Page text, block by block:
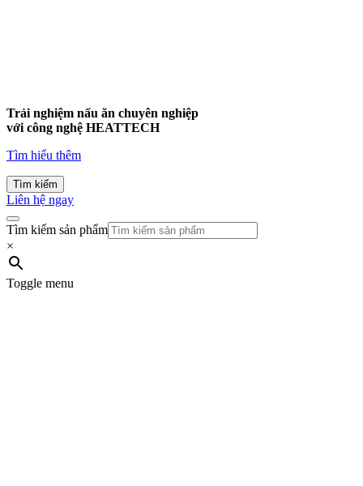
Trải nghiệm nấu ăn chuyên nghiệp
với công nghệ HEATTECH
Tìm hiểu thêm
Tìm kiếm
Liên hệ ngay
Tìm kiếm sản phẩm
×
Toggle menu